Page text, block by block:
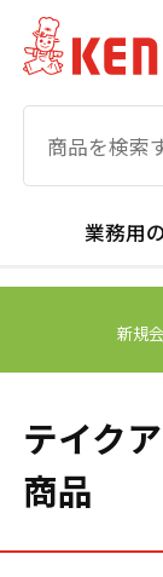
業務用
新規
テイク
商品